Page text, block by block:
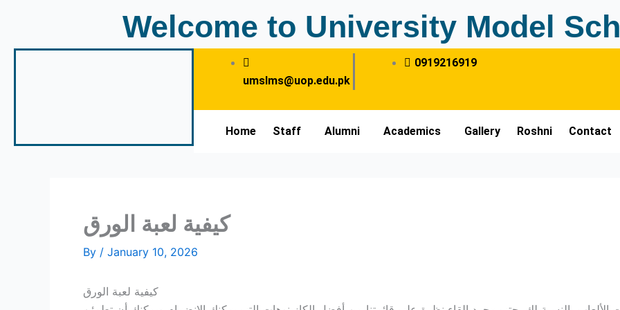
Welcome to University Model
umslms@uop.edu.pk
0919216919
Home Staff Alumni Academics Gallery Roshni Contact
كيفية لعبة الورق
By / January 10, 2026
كيفية لعبة الورق